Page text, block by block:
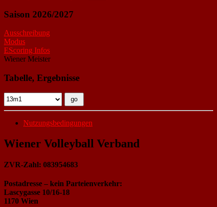
Saison 2026/2027
Ausschreibung
Modus
EScoring Infos
Wiener Meister
Tabelle, Ergebnisse
Nutzungsbedingungen
Wiener Volleyball Verband
ZVR-Zahl: 083954683
Postadresse – kein Parteienverkehr:
Lascygasse 10/16-18
1170 Wien